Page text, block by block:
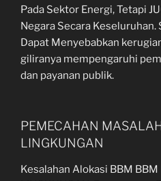
Pada Sektor Energi, Tetapi
Negara Secara
Dapat Menyebabkan
giliranya mempengaruhi
dan payanan publik.
PEMECAHAN
LINGKUNGAN
Kesalahan Alokasi BBM BBM